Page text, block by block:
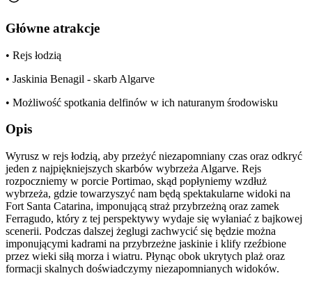
Główne atrakcje
• Rejs łodzią
• Jaskinia Benagil - skarb Algarve
• Możliwość spotkania delfinów w ich naturanym środowisku
Opis
Wyrusz w rejs łodzią, aby przeżyć niezapomniany czas oraz odkryć
jeden z najpiękniejszych skarbów wybrzeża Algarve. Rejs
rozpoczniemy w porcie Portimao, skąd popłyniemy wzdłuż
wybrzeża, gdzie towarzyszyć nam będą spektakularne widoki na
Fort Santa Catarina, imponującą straż przybrzeżną oraz zamek
Ferragudo, który z tej perspektywy wydaje się wyłaniać z bajkowej
scenerii. Podczas dalszej żeglugi zachwycić się będzie można
imponującymi kadrami na przybrzeżne jaskinie i klify rzeźbione
przez wieki siłą morza i wiatru. Płynąc obok ukrytych plaż oraz
formacji skalnych doświadczymy niezapomnianych widoków.